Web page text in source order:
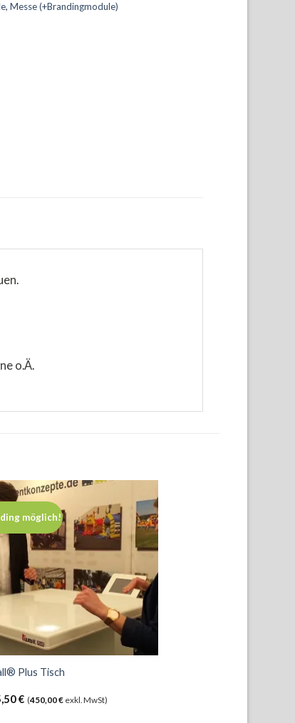
, Messe (+Brandingmodule)
o.Ä.
möglich!
Plus Tisch
€ (450,00€exkl. MwSt)